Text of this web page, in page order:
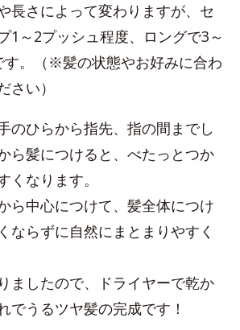
長さによって変わりますが、セ
1～2プッシュ程度、ロングで3～
す。（※髪の状態やお好みに合わ
さい）
のひらから指先、指の間までし
ら髪につけると、べたっとつか
くなります。
ら中心につけて、髪全体につけ
ならずに自然にまとまりやすく
ましたので、ドライヤーで乾か
でうるツヤ髪の完成です！